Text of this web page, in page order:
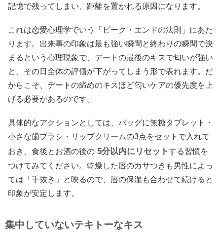
記憶で残ってしまい、距離を置かれる原因になります。
これは恋愛心理学でいう「ピーク・エンドの法則」にあた
ります。出来事の印象は最も強い瞬間と終わりの瞬間で決
まるという心理現象で、デートの最後のキスで匂いが強い
と、その日全体の評価が下がってしまう形で表れます。だ
からこそ、デートの締めのキスほど匂いケアの優先度を上
げる必要があるのです。
具体的なアクションとしては、バッグに無糖タブレット・
小さな歯ブラシ・リップクリームの3点をセットで入れて
おき、食後とお酒の後の 5分以内にリセットする習慣を
つけてみてください。乾燥した唇のカサつきも男性によっ
ては「手抜き」と映るので、唇の保湿も合わせて続けると
印象が安定します。
集中していないテキトーなキス